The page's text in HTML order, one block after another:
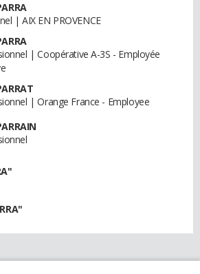
| AIX EN PROVENCE
| Coopérative A-3S - Employée
| Orange France - Employee